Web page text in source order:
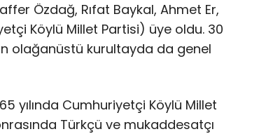
Özdağ, Rıfat Baykal, Ahmet Er,
Köylü Millet Partisi) üye oldu. 30
olağanüstü kurultayda da genel
yılında Cumhuriyetçi Köylü Millet
Türkçü ve mukaddesatçı